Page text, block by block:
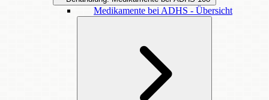
Medikamente bei ADHS - Übersicht